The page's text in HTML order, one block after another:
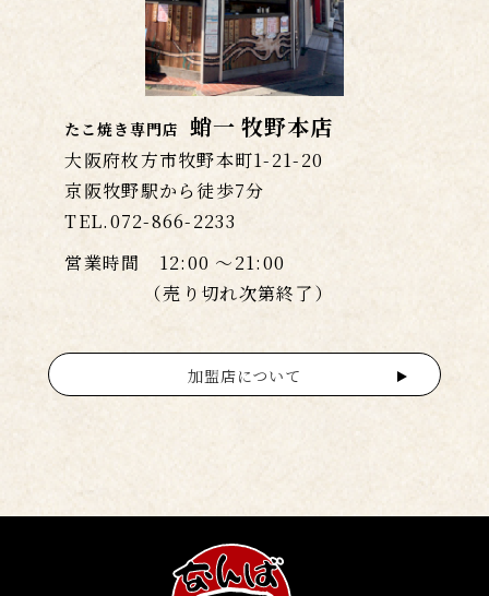
たこ焼き専門店 蛸一 牧野本店
大阪府枚方市牧野本町1-21-20
京阪牧野駅から徒歩7分
TEL.072-866-2233
営業時間 12:00 〜21:00
（売り切れ次第終了）
加盟店について